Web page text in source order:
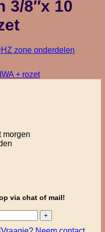
3/8″x 10
zone onderdelen
morgen
via chat of mail!